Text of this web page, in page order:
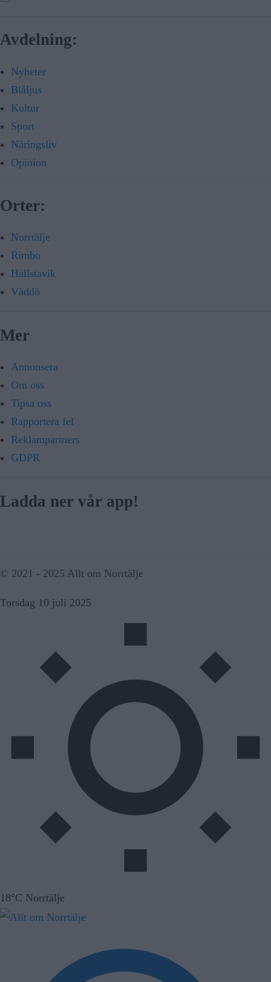
Avdelning:
Nyheter
Blåljus
Kultur
Sport
Näringsliv
Opinion
Orter:
Norrtälje
Rimbo
Hallstavik
Väddö
Mer
Annonsera
Om oss
Tipsa oss
Rapportera fel
Reklampartners
GDPR
Ladda ner vår app!
© 2021 - 2025 Allt om Norrtälje
Torsdag 10 juli 2025
18°C Norrtälje